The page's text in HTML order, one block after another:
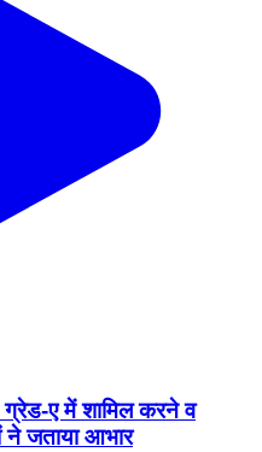
ग्रेड-ए में शामिल करने व
ने जताया आभार